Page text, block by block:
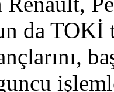
da TOKİ